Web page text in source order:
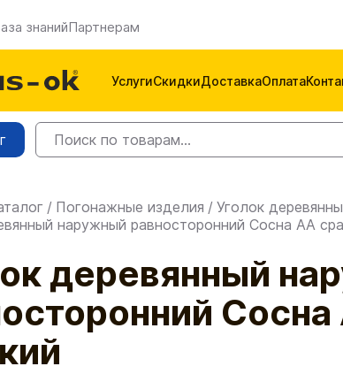
знанийПартнерам
УслугиСкидкиДоставкаОплата
/ Погонажные изделия / Уголок
наружный равносторонний Сосна АА
деревянный